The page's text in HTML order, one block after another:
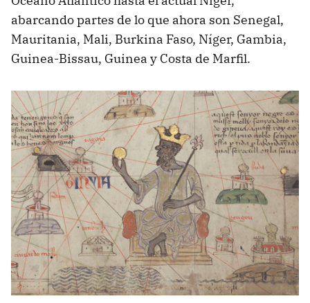
abarcando partes de lo que ahora son Senegal,
Mauritania, Mali, Burkina Faso, Níger, Gambia,
Guinea-Bissau, Guinea y Costa de Marfil.